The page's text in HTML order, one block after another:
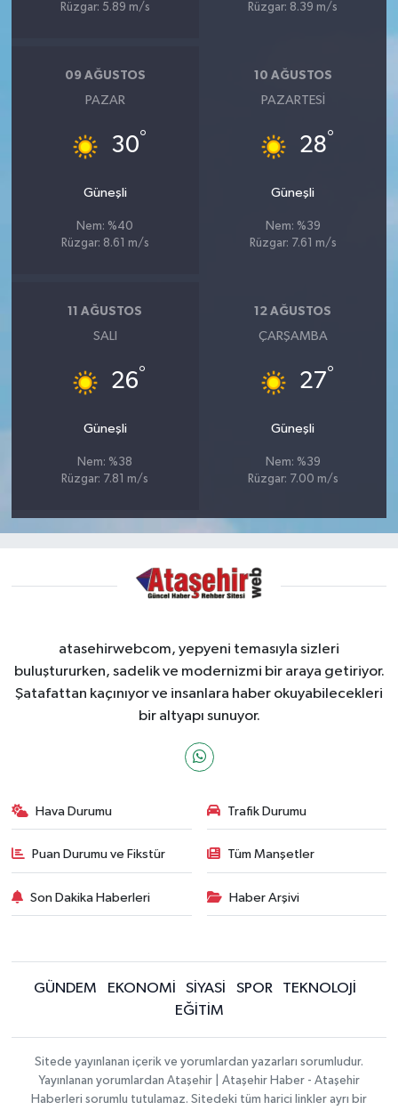
Rüzgar: 5.89 m/s
Rüzgar: 8.39 m/s
09 AĞUSTOS
PAZAR
30°
Güneşli
Nem: %40
Rüzgar: 8.61 m/s
10 AĞUSTOS
PAZARTESI
28°
Güneşli
Nem: %39
Rüzgar: 7.61 m/s
11 AĞUSTOS
SALI
26°
Güneşli
Nem: %38
Rüzgar: 7.81 m/s
12 AĞUSTOS
ÇARŞAMBA
27°
Güneşli
Nem: %39
Rüzgar: 7.00 m/s
atasehirwebcom, yepyeni temasıyla sizleri
buluştururken, sadelik ve modernizmi bir araya getiriyor.
Şatafattan kaçınıyor ve insanlara haber okuyabilecekleri
bir altyapı sunuyor.
Hava Durumu Trafik Durumu
Puan Durumu ve Fikstür Tüm Manşetler
Son Dakika Haberleri Haber Arşivi
GÜNDEM EKONOMİ SİYASİ SPOR
TEKNOLOJİ
EĞİTİM
Sitede yayınlanan içerik ve yorumlardan yazarları sorumludur.
Yayınlanan yorumlardan Ataşehir | Ataşehir Haber - Ataşehir
Haberleri sorumlu tutulamaz. Sitedeki tüm harici linkler ayrı bir